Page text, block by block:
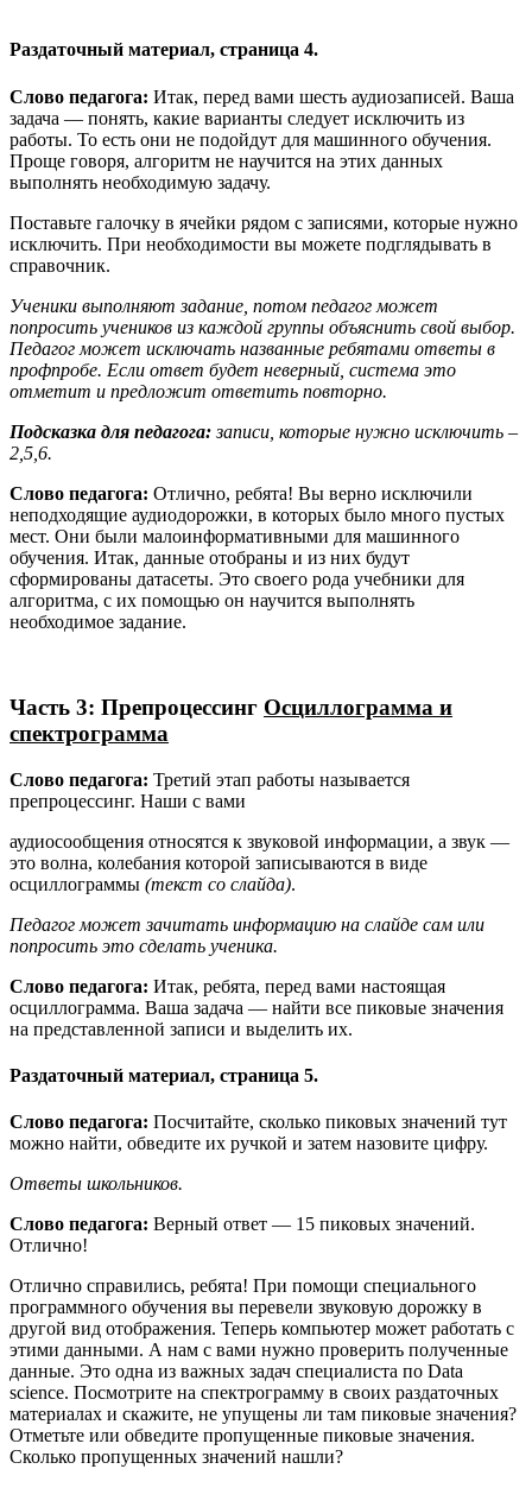
Раздаточный материал, страница 4.
Слово педагога: Итак, перед вами шесть аудиозаписей. Ваша
задача — понять, какие варианты следует исключить из
работы. То есть они не подойдут для машинного обучения.
Проще говоря, алгоритм не научится на этих данных
выполнять необходимую задачу.
Поставьте галочку в ячейки рядом с записями, которые нужно
исключить. При необходимости вы можете подглядывать в
справочник.
Ученики выполняют задание, потом педагог может
попросить учеников из каждой группы объяснить свой выбор.
Педагог может исключать названные ребятами ответы в
профпробе. Если ответ будет неверный, система это
отметит и предложит ответить повторно.
Подсказка для педагога:записи, которые нужно исключить –
2,5,6.
Слово педагога: Отлично, ребята! Вы верно исключили
неподходящие аудиодорожки, в которых было много пустых
мест. Они были малоинформативными для машинного
обучения. Итак, данные отобраны и из них будут
сформированы датасеты. Это своего рода учебники для
алгоритма, с их помощью он научится выполнять
необходимое задание.
Часть 3: Препроцессинг Осциллограмма и
спектрограмма
Слово педагога: Третий этап работы называется
препроцессинг. Наши с вами
аудиосообщения относятся к звуковой информации, а звук —
это волна, колебания которой записываются в виде
осциллограммы (текст со слайда).
Педагог может зачитать информацию на слайде сам или
попросить это сделать ученика.
Слово педагога: Итак, ребята, перед вами настоящая
осциллограмма. Ваша задача — найти все пиковые значения
на представленной записи и выделить их.
Раздаточный материал, страница 5.
Слово педагога: Посчитайте, сколько пиковых значений тут
можно найти, обведите их ручкой и затем назовите цифру.
Ответы школьников.
Слово педагога: Верный ответ — 15 пиковых значений.
Отлично!
Отлично справились, ребята! При помощи специального
программного обучения вы перевели звуковую дорожку в
другой вид отображения. Теперь компьютер может работать с
этими данными. А нам с вами нужно проверить полученные
данные. Это одна из важных задач специалиста по Data
science. Посмотрите на спектрограмму в своих раздаточных
материалах и скажите, не упущены ли там пиковые значения?
Отметьте или обведите пропущенные пиковые значения.
Сколько пропущенных значений нашли?